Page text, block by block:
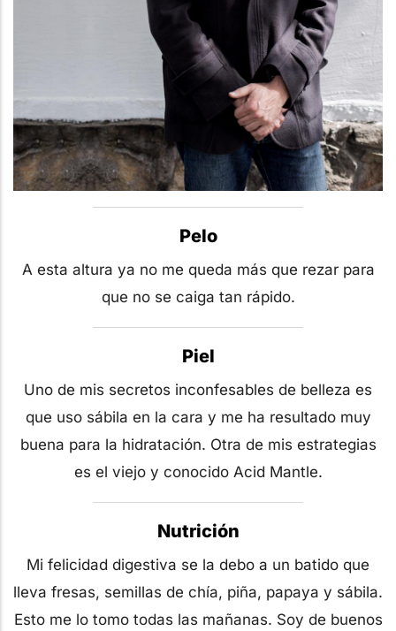
Pelo
A esta altura ya no me queda más que rezar para
que no se caiga tan rápido.
Piel
Uno de mis secretos inconfesables de belleza es
que uso sábila en la cara y me ha resultado muy
buena para la hidratación. Otra de mis estrategias
es el viejo y conocido Acid Mantle.
Nutrición
Mi felicidad digestiva se la debo a un batido que
lleva fresas, semillas de chía, piña, papaya y sábila.
Esto me lo tomo todas las mañanas. Soy de buenos